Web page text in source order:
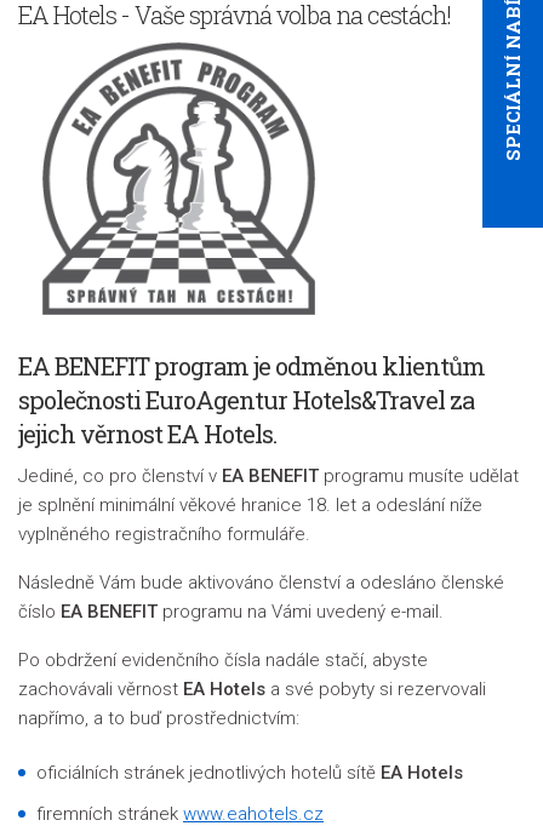
SPECIÁLNÍ NABÍDKY
EA Hotels - Vaše správná volba na cestách!
EA BENEFIT program je odměnou klientům
společnosti EuroAgentur Hotels&Travel za
jejich věrnost EA Hotels.
Jediné, co pro členství v EA BENEFIT programu musíte udělat
je splnění minimální věkové hranice 18. let a odeslání níže
vyplněného registračního formuláře.
Následně Vám bude aktivováno členství a odesláno členské
číslo EA BENEFIT programu na Vámi uvedený e-mail.
Po obdržení evidenčního čísla nadále stačí, abyste
zachovávali věrnost EA Hotels a své pobyty si rezervovali
napřímo, a to buď prostřednictvím:
oficiálních stránek jednotlivých hotelů sítě EA Hotels
firemních stránek www.eahotels.cz